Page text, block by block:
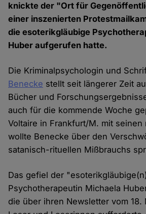
knickte der "Ort für
einer inszenierten
die esoterikgläubige
Huber aufgerufen hatte.
Die Kriminalpsychologin und
Benecke stellt seit längerer Zeit
Bücher und
auch für die kommende Woche
Voltaire in Frankfurt/M. mit seinen
wollte Benecke über den
satanisch-rituellen Mißbrauchs
Das gefiel der
Psychotherapeutin Michaela
die über ihren Newsletter vom 18.